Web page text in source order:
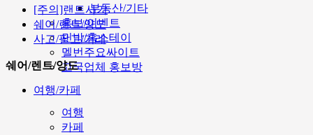
부동산/기타
홍보/이벤트
민박/홈스테이
멜번주요싸이트
고국업체 홍보방
여행/카페
여행
카페
[주의]랜트사기
쉐어/렌트/양도
사고/팔고/거래
쉐어/렌트/양도